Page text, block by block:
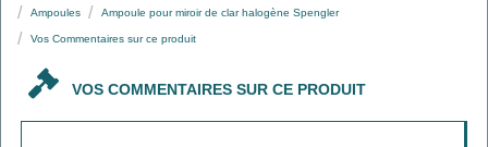
Ampoules Ampoule pour miroir de clar halogène Spengler
Vos Commentaires sur ce produit
VOS COMMENTAIRES SUR CE PRODUIT